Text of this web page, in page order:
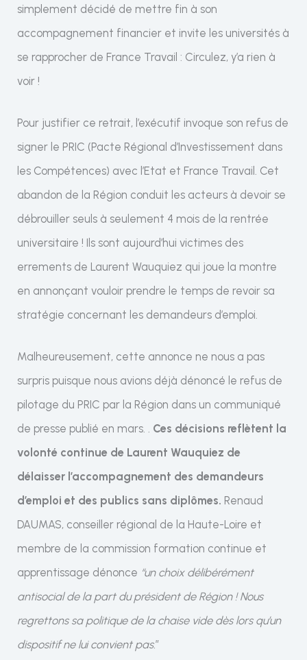
simplement décidé de mettre fin à son
accompagnement financier et invite les universités à
se rapprocher de France Travail : Circulez, y’a rien à
voir !
Pour justifier ce retrait, l’exécutif invoque son refus de
signer le PRIC (Pacte Régional d’Investissement dans
les Compétences) avec l’Etat et France Travail. Cet
abandon de la Région conduit les acteurs à devoir se
débrouiller seuls à seulement 4 mois de la rentrée
universitaire ! Ils sont aujourd’hui victimes des
errements de Laurent Wauquiez qui joue la montre
en annonçant vouloir prendre le temps de revoir sa
stratégie concernant les demandeurs d’emploi.
Malheureusement, cette annonce ne nous a pas
surpris puisque nous avions déjà dénoncé le refus de
pilotage du PRIC par la Région dans un communiqué
de presse publié en mars. . Ces décisions reflètent la
volonté continue de Laurent Wauquiez de
délaisser l’accompagnement des demandeurs
d’emploi et des publics sans diplômes. Renaud
DAUMAS, conseiller régional de la Haute-Loire et
membre de la commission formation continue et
apprentissage dénonce “un choix délibérément
antisocial de la part du président de Région ! Nous
regrettons sa politique de la chaise vide dès lors qu’un
dispositif ne lui convient pas.”